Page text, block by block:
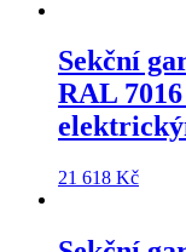
Sekční
RAL
21 618 Kč